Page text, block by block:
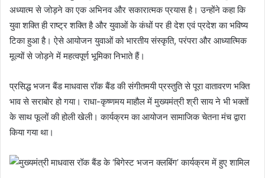
अध्यात्म से जोड़ने का एक अभिनव और सकारात्मक प्रयास है। उन्होंने कहा कि
युवा शक्ति ही राष्ट्र शक्ति है और युवाओं के कंधों पर ही देश एवं प्रदेश का भविष्य
टिका हुआ है। ऐसे आयोजन युवाओं को भारतीय संस्कृति, परंपरा और आध्यात्मिक
मूल्यों से जोड़ने में महत्वपूर्ण भूमिका निभाते हैं।
प्रसिद्ध भजन बैंड माधवास रॉक बैंड की संगीतमयी प्रस्तुति से पूरा वातावरण भक्ति
भाव से सराबोर हो गया। राधा-कृष्णमय माहौल में मुख्यमंत्री श्री साय ने भी भक्तों
के साथ फूलों की होली खेली। कार्यक्रम का आयोजन सामाजिक चेतना मंच द्वारा
किया गया था।